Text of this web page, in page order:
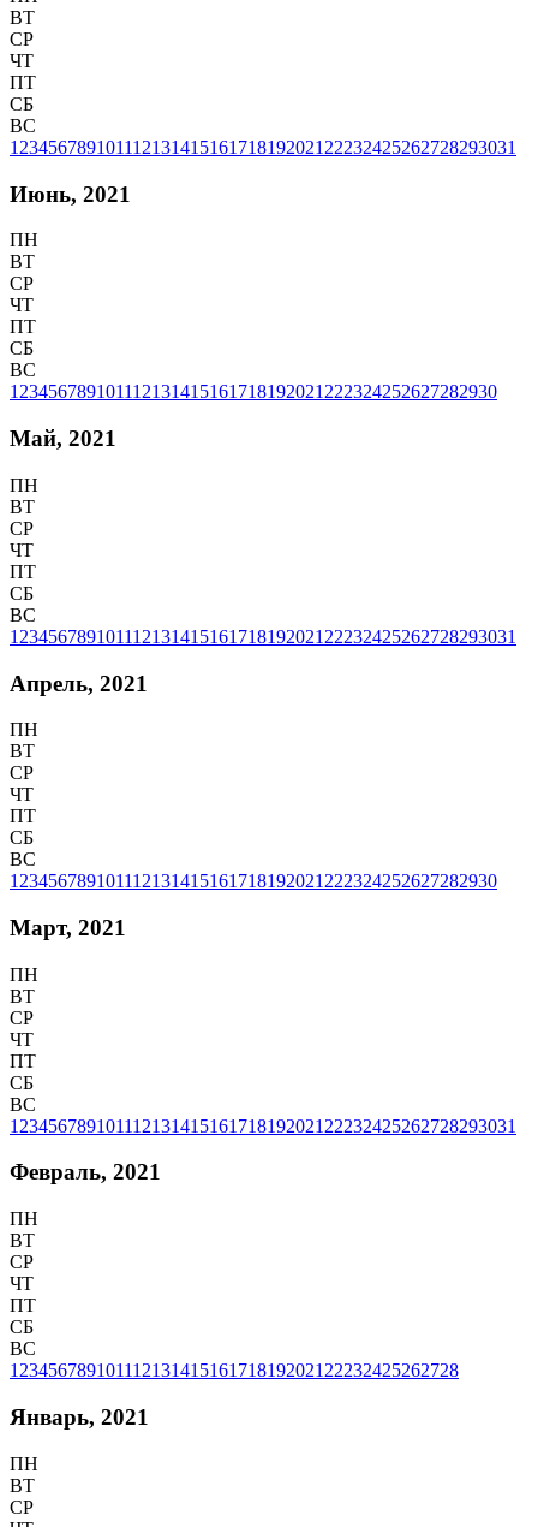
ВТ
СР
ЧТ
ПТ
СБ
ВС
1 23456789101112131415161718192021 22232425262728293031
Июнь, 2021
ПН
ВТ
СР
ЧТ
ПТ
СБ
ВС
123456789101112131415161718192021222324252627282930
Май, 2021
ПН
ВТ
СР
ЧТ
ПТ
СБ
ВС
1 23456789101112131415161718192021 22232425262728293031
Апрель, 2021
ПН
ВТ
СР
ЧТ
ПТ
СБ
ВС
1 23456789101112131415161718192021 222324252627282930
Март, 2021
ПН
ВТ
СР
ЧТ
ПТ
СБ
ВС
1 23456789101112131415161718192021 22232425262728293031
Февраль, 2021
ПН
ВТ
СР
ЧТ
ПТ
СБ
ВС
1 23456789101112131415161718192021 22232425262728
Январь, 2021
ПН
ВТ
СР